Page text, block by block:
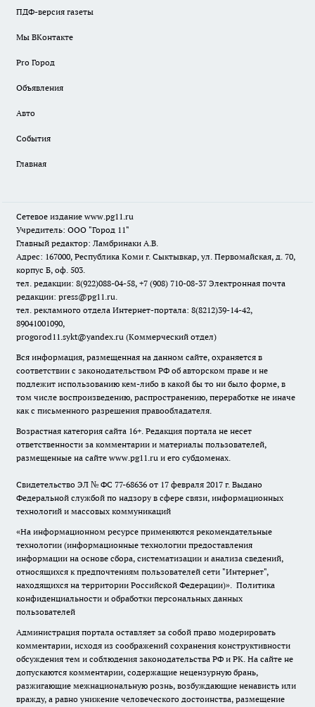
ПДФ-версия газеты
Мы ВКонтакте
Pro Город
Объявления
Авто
События
Главная
Сетевое издание www.pg11.ru
Учредитель: ООО "Город 11"
Главный редактор: Ламбринаки А.В.
Адрес: 167000, Республика Коми г. Сыктывкар, ул. Первомайская, д. 70,
корпус Б, оф. 503.
тел. редакции: 8(922)088-04-58, +7 (908) 710-08-37 Электронная почта
редакции: press@pg11.ru.
тел. рекламного отдела Интернет-портала: 8(8212)39-14-42,
89041001090,
progorod11.sykt@yandex.ru (Коммерческий отдел)
Вся информация, размещенная на данном сайте, охраняется в
соответствии с законодательством РФ об авторском праве и не
подлежит использованию кем-либо в какой бы то ни было форме, в
том числе воспроизведению, распространению, переработке не иначе
как с письменного разрешения правообладателя.
Возрастная категория сайта 16+. Редакция портала не несет
ответственности за комментарии и материалы пользователей,
размещенные на сайте www.pg11.ru и его субдоменах.
Свидетельство ЭЛ № ФС 77-68636 от 17 февраля 2017 г. Выдано
Федеральной службой по надзору в сфере связи, информационных
технологий и массовых коммуникаций
«На информационном ресурсе применяются рекомендательные
технологии (информационные технологии предоставления
информации на основе сбора, систематизации и анализа сведений,
относящихся к предпочтениям пользователей сети "Интернет",
находящихся на территории Российской Федерации)». Политика
конфиденциальности и обработки персональных данных
пользователей
Администрация портала оставляет за собой право модерировать
комментарии, исходя из соображений сохранения конструктивности
обсуждения тем и соблюдения законодательства РФ и РК. На сайте не
допускаются комментарии, содержащие нецензурную брань,
разжигающие межнациональную рознь, возбуждающие ненависть или
вражду, а равно унижение человеческого достоинства, размещение